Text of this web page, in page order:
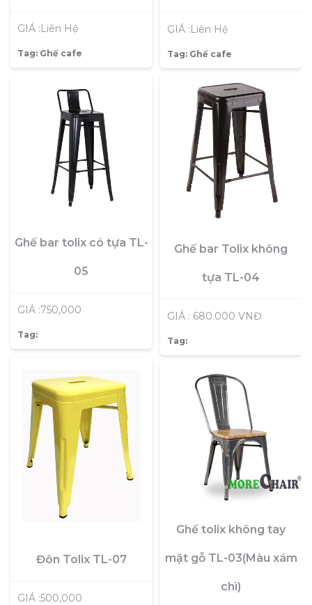
GIÁ :Liên Hệ
Tag: Ghế cafe
GIÁ :Liên Hệ
Tag: Ghế cafe
Ghế bar tolix có tựa TL-
05
GIÁ :750,000
Tag:
Ghế bar Tolix không
tựa TL-04
GIÁ : 680.000 VNĐ
Tag:
Đôn Tolix TL-07
GIÁ :500,000
Ghế tolix không tay
mặt gỗ TL-03(Màu xám
chì)